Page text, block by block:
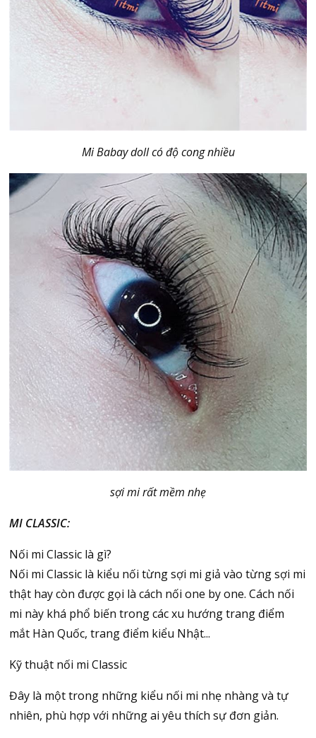
Mi Babay doll có độ cong nhiều
sợi mi rất mềm nhẹ
MI CLASSIC:
Nối mi Classic là gì?
Nối mi Classic là kiểu nối từng sợi mi giả vào từng sợi mi
thật hay còn được gọi là cách nối one by one. Cách nối
mi này khá phổ biến trong các xu hướng trang điểm
mắt Hàn Quốc, trang điểm kiểu Nhật...
Kỹ thuật nối mi Classic
Đây là một trong những kiểu nối mi nhẹ nhàng và tự
nhiên, phù hợp với những ai yêu thích sự đơn giản.